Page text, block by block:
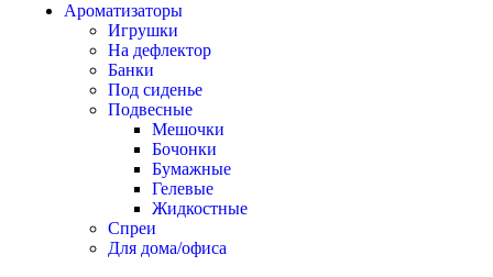
Ароматизаторы
Игрушки
На дефлектор
Банки
Под сиденье
Подвесные
Мешочки
Бочонки
Бумажные
Гелевые
Жидкостные
Спреи
Для дома/офиса